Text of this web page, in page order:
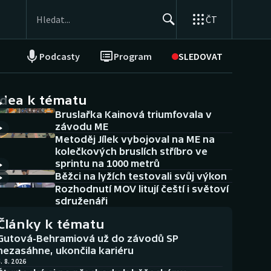
ČT
Podcasty Program SLEDOVAT
NEPŘEHLÉDNĚTE
Historické návraty
Aplikace ČT sport
AZ kvíz
k tématu
Bruslařka Kainová triumfovala v
závodu ME
Metoděj Jílek vybojoval na ME na
kolečkových bruslích stříbro ve
sprintu na 1000 metrů
Běžci na lyžích testovali svůj výkon
Rozhodnutí MOV litují čeští i světoví
sdruženáři
k tématu
Behramiová už do závodů SP
ukončila kariéru
8. 2026